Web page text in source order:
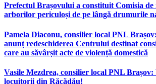
Prefectul Brașovului a constituit Comisia
arborilor periculoși de pe lângă drumurile
Pamela Diaconu, consilier local PNL
anunț redeschiderea Centrului destinat
care au săvârșit acte de violență domestică
Vasile Mezdrea, consilier local PNL
locuitorii din Răcădău!